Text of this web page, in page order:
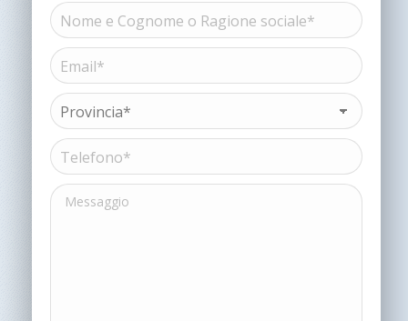
Nome
e
Cognome
o
Ragione
sociale*
(Obbligatorio)
Nome
Email*
(Obbligatorio)
Provincia*
(Obbligatorio)
Telefono*
(Obbligatorio)
Messaggio